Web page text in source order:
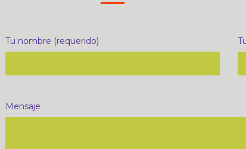
Tu nombre (requerido)
Mensaje